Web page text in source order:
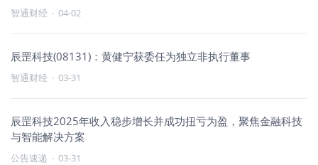
智通财经 · 04-02
辰罡科技(08131)：黄健宁获委任为独立非执行董事
智通财经 · 03-31
辰罡科技2025年收入稳步增长并成功扭亏为盈，聚焦金融科技
与智能解决方案
公告速递 · 03-31